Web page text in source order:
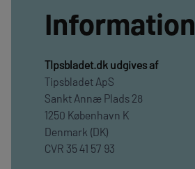
Information
TIpsbladet.dk udgives af
Tipsbladet ApS
Sankt Annæ Plads 28
1250 København K
Denmark (DK)
CVR 35 41 57 93